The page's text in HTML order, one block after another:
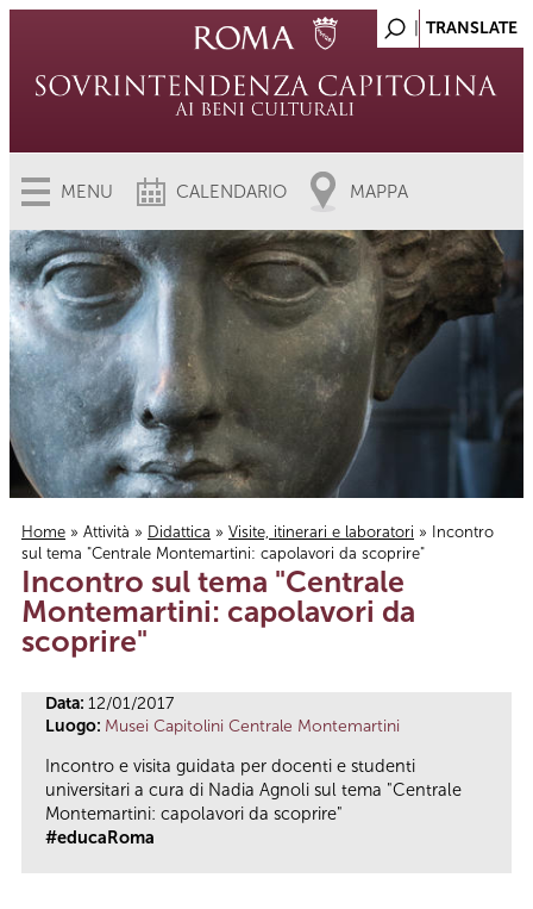
MENU CALENDARIO MAPPA
Tu sei qui
Home » Attività » Didattica » Visite, itinerari e laboratori » Incontro
sul tema "Centrale Montemartini: capolavori da scoprire"
Incontro sul tema "Centrale
Montemartini: capolavori da
scoprire"
Data: 12/01/2017
Luogo: Musei Capitolini Centrale Montemartini
Incontro e visita guidata per docenti e studenti
universitari a cura di Nadia Agnoli sul tema "Centrale
Montemartini: capolavori da scoprire"
#educaRoma